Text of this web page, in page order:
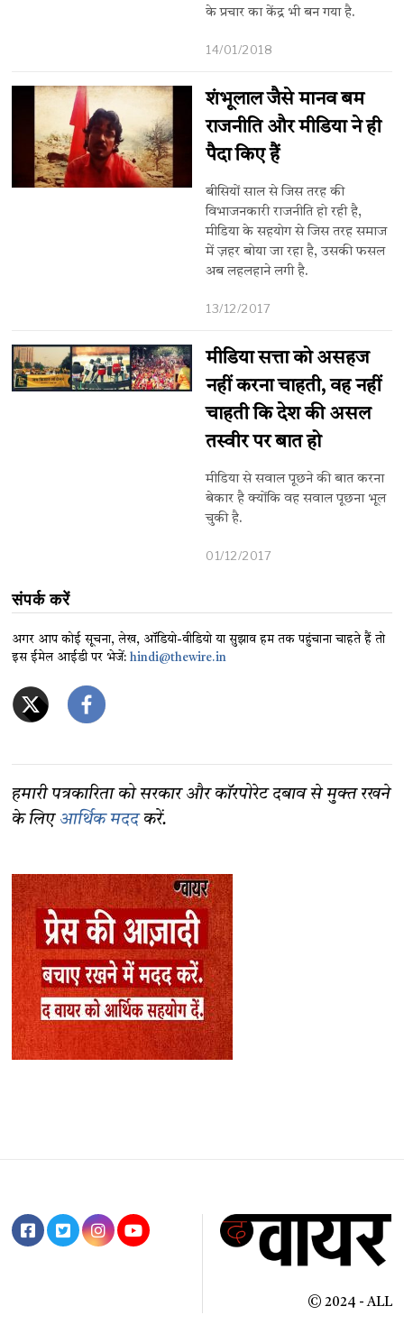
के प्रचार का केंद्र भी बन गया है.
14/01/2018
शंभूलाल जैसे मानव बम
राजनीति और मीडिया ने ही
पैदा किए हैं
बीसियों साल से जिस तरह की
विभाजनकारी राजनीति हो रही है,
मीडिया के सहयोग से जिस तरह समाज
में ज़हर बोया जा रहा है, उसकी फसल
अब लहलहाने लगी है.
13/12/2017
मीडिया सत्ता को असहज
नहीं करना चाहती, वह नहीं
चाहती कि देश की असल
तस्वीर पर बात हो
मीडिया से सवाल पूछने की बात करना
बेकार है क्योंकि वह सवाल पूछना भूल
चुकी है.
01/12/2017
संपर्क करें
अगर आप कोई सूचना, लेख, ऑडियो-वीडियो या सुझाव हम तक पहुंचाना चाहते हैं तो
इस ईमेल आईडी पर भेजें: hindi@thewire.in
हमारी पत्रकारिता को सरकार और कॉरपोरेट दबाव से मुक्त रखने
के लिए आर्थिक मददकरें.
© 2024 - ALL